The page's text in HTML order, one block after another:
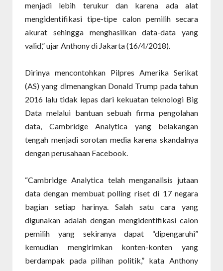
menjadi lebih terukur dan karena ada alat
mengidentifikasi tipe-tipe calon pemilih secara
akurat sehingga menghasilkan data-data yang
valid,” ujar Anthony di Jakarta (16/4/2018).
Dirinya mencontohkan Pilpres Amerika Serikat
(AS) yang dimenangkan Donald Trump pada tahun
2016 lalu tidak lepas dari kekuatan teknologi Big
Data melalui bantuan sebuah firma pengolahan
data, Cambridge Analytica yang belakangan
tengah menjadi sorotan media karena skandalnya
dengan perusahaan Facebook.
“Cambridge Analytica telah menganalisis jutaan
data dengan membuat polling riset di 17 negara
bagian setiap harinya. Salah satu cara yang
digunakan adalah dengan mengidentifikasi calon
pemilih yang sekiranya dapat “dipengaruhi”
kemudian mengirimkan konten-konten yang
berdampak pada pilihan politik,” kata Anthony